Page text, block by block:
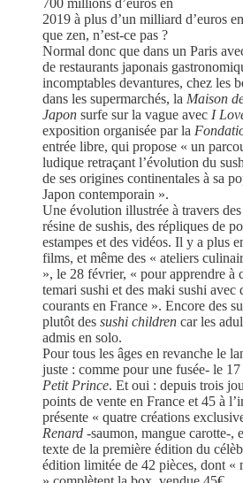
2019 à plus d’un milliard d’euros
que zen, n’est-ce pas ?
Normal donc que dans un Paris
de restaurants japonais
incomptables devantures, chez les
dans les supermarchés, la Maison
Japon surfe sur la vague avec I
exposition organisée par la
entrée libre, qui propose « un
ludique retraçant l’évolution du
de ses origines continentales à sa
Japon contemporain ».
Une évolution illustrée à travers
résine de sushis, des répliques de
estampes et des vidéos. Il y a plus
films, et même des « ateliers
», le 28 février, « pour apprendre à
temari sushi et des maki sushi avec
courants en France ». Encore des
plutôt des sushi children car les
admis en solo.
Pour tous les âges en revanche le
juste : comme pour une fusée- le
Petit Prince. Et oui : depuis trois
points de vente en France et 45 à
présente « quatre créations
Renard -saumon, mangue carotte-,
texte de la première édition du
édition limitée de 42 pièces, dont «